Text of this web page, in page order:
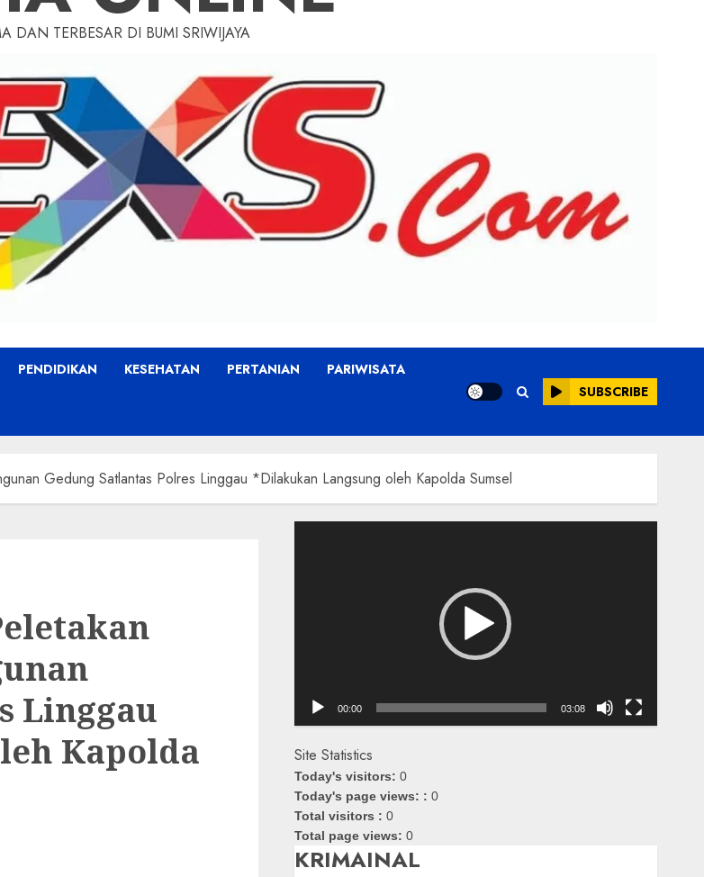
DAN TERBESAR DI BUMI SRIWIJAYA
PENDIDIKAN KESEHATAN PERTANIAN PARIWISATA
SUBSCRIBE
Gedung Satlantas Polres Linggau *Dilakukan Langsung oleh Kapolda Sumsel
Linggau
Kapolda
00:00 03:08
Site Statistics
Today's visitors: 0
Today's page views: : 0
Total visitors : 0
Total page views: 0
KRIMAINAL